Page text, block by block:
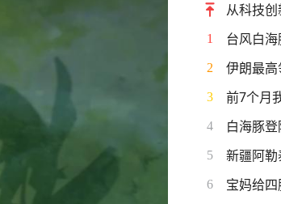
从科技
1 台风白
2 伊朗最
3 前7个月
4 白海豚
5 新疆阿
6 宝妈给四